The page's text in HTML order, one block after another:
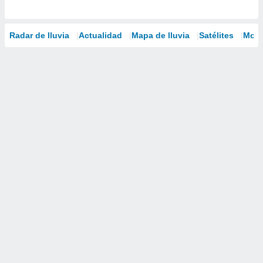
Radar de lluvia Actualidad Mapa de lluvia Satélites